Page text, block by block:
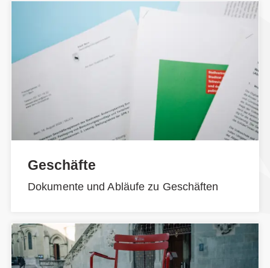
Geschäfte
Dokumente und Abläufe zu Geschäften